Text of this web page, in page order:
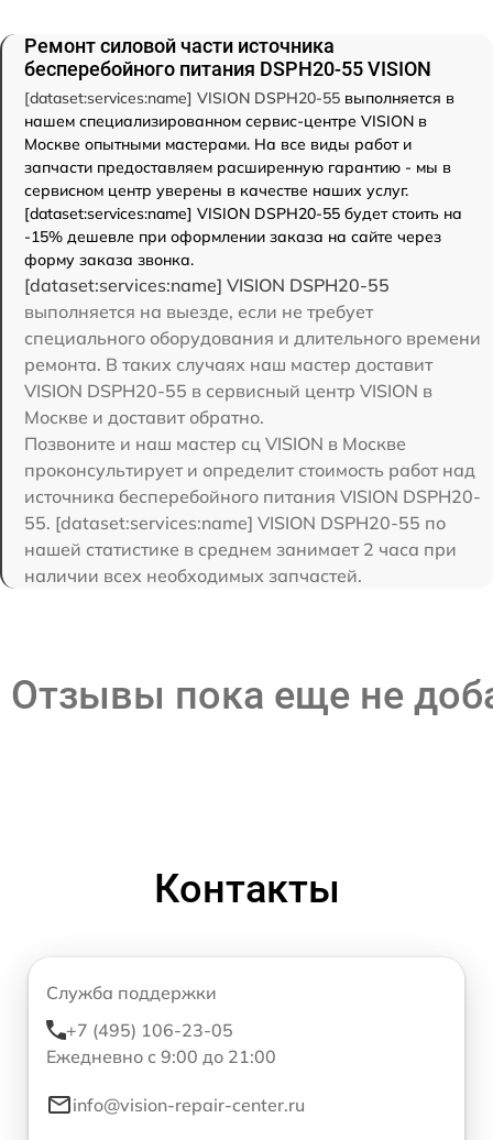
Ремонт силовой части источника
бесперебойного питания DSPH20-55 VISION
[dataset:services:name] VISION DSPH20-55 выполняется в
нашем специализированном сервис-центре VISION в
Москве опытными мастерами. На все виды работ и
запчасти предоставляем расширенную гарантию - мы в
сервисном центр уверены в качестве наших услуг.
[dataset:services:name] VISION DSPH20-55 будет стоить на
-15% дешевле при оформлении заказа на сайте через
форму заказа звонка.
[dataset:services:name] VISION DSPH20-55
выполняется на выезде, если не требует
специального оборудования и длительного времени
ремонта. В таких случаях наш мастер доставит
VISION DSPH20-55 в сервисный центр VISION в
Москве и доставит обратно.
Позвоните и наш мастер сц VISION в Москве
проконсультирует и определит стоимость работ над
источника бесперебойного питания VISION DSPH20-
55. [dataset:services:name] VISION DSPH20-55 по
нашей статистике в среднем занимает 2 часа при
наличии всех необходимых запчастей.
Отзывы пока еще не
Контакты
Служба поддержки
+7 (495) 106-23-05
Ежедневно с 9:00 до 21:00
info@vision-repair-center.ru